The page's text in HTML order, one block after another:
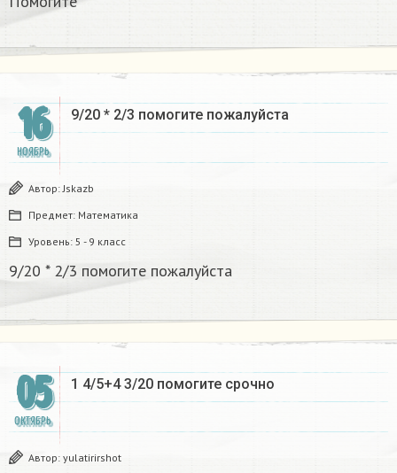
16
НОЯБРЬ
9/20 * 2/3 помогите пожалуйста
Автор: Jskazb
Предмет: Математика
Уровень: 5 - 9 класс
9/20 * 2/3 помогите пожалуйста
05
ОКТЯБРЬ
1 4/5+4 3/20 помогите срочно ​
Автор: yulatirirshot